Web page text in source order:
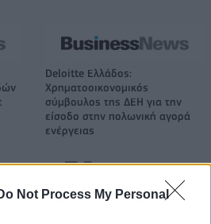
Not Process My Personal
Deloitte Ελλάδος:
Χρηματοοικονομικός
σύμβουλος της ΔΕΗ για την
είσοδο στην πολωνική αγορά
ενέργειας
στην KG Mobility